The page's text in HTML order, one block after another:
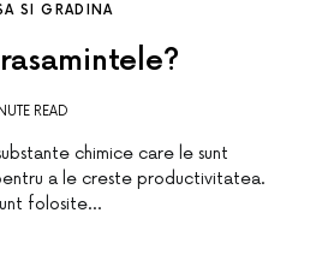
SI GRADINA
READ
chimice care le sunt
a le creste productivitatea.
folosite…